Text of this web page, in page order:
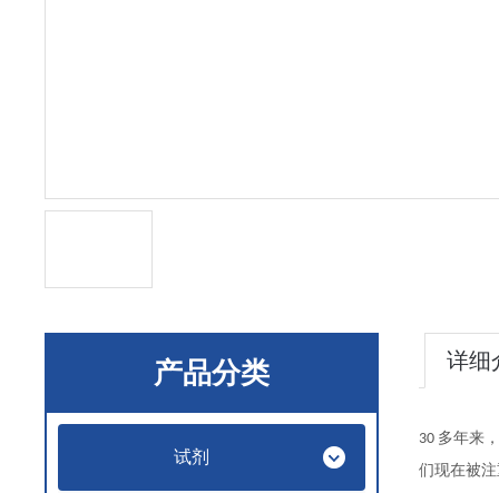
产品分类
试剂
详细
30 多年来，
们现在被